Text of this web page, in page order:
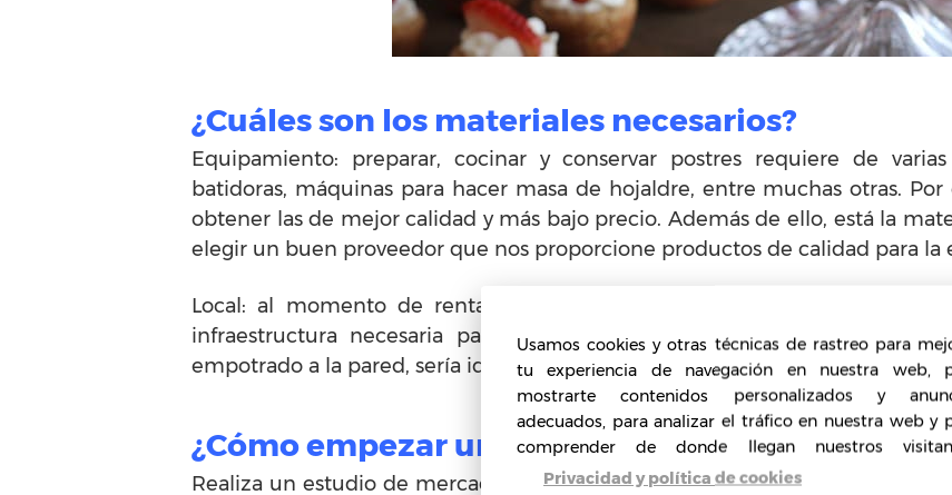
¿Cuáles son los materiales necesarios?
Equipamiento: preparar, cocinar y conservar postres requiere de
batidoras, máquinas para hacer masa de hojaldre, entre muchas otras. Por
obtener las de mejor calidad y más bajo precio. Además de ello, está la
elegir un buen proveedor que nos proporcione productos de calidad para la
Local: al momento de rentar o comprar el local, averigua bien si está
infraestructura necesaria para la elaboración de alimentos. Si tuviera
empotrado a la pared, sería ideal.
¿Cómo empezar una dulcería paso a paso?
Realiza un estudio de mercado en el que especifiques la actividad exacta
Usamos cookies y otras técnicas de rastreo para
tu experiencia de navegación en nuestra web,
mostrarte contenidos personalizados y
adecuados, para analizar el tráfico en nuestra web y
comprender de donde llegan nuestros
Privacidad y política de cookies